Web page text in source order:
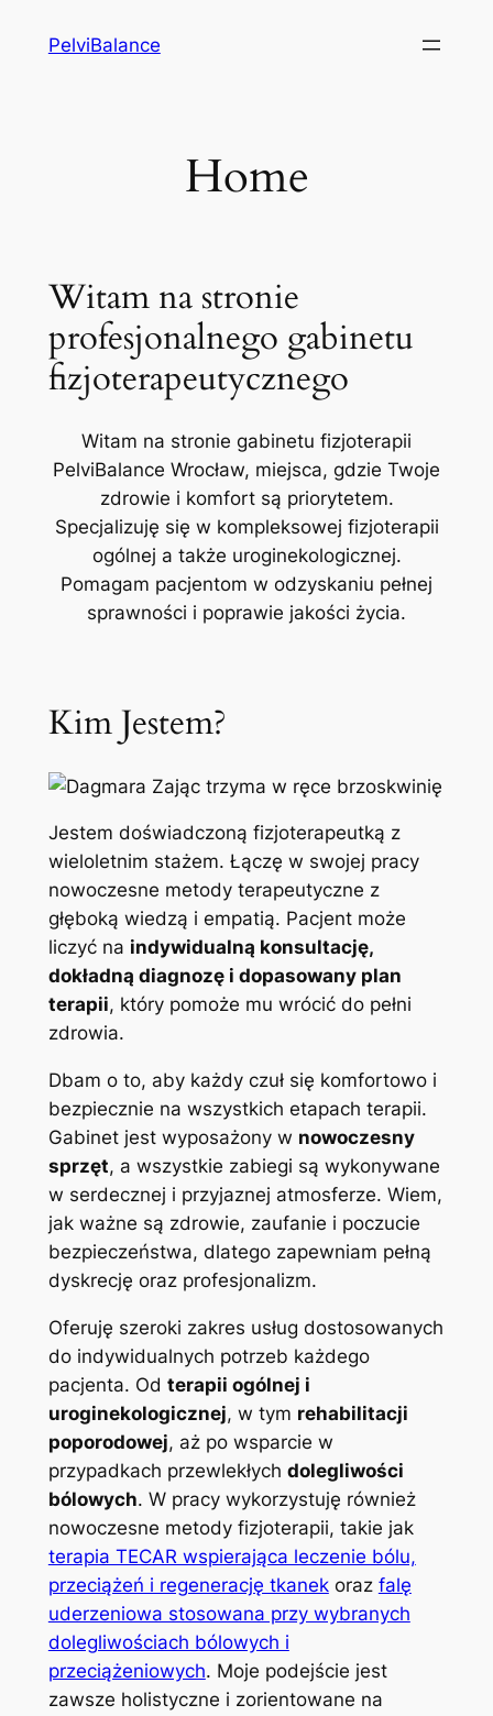
PelviBalance
Home
Witam na stronie
profesjonalnego gabinetu
fizjoterapeutycznego
Witam na stronie gabinetu fizjoterapii
PelviBalance Wrocław, miejsca, gdzie Twoje
zdrowie i komfort są priorytetem.
Specjalizuję się w kompleksowej fizjoterapii
ogólnej a także uroginekologicznej.
Pomagam pacjentom w odzyskaniu pełnej
sprawności i poprawie jakości życia.
Kim Jestem?
Jestem doświadczoną fizjoterapeutką z
wieloletnim stażem. Łączę w swojej pracy
nowoczesne metody terapeutyczne z
głęboką wiedzą i empatią. Pacjent może
liczyć na indywidualną konsultację,
dokładną diagnozę i dopasowany plan
terapii, który pomoże mu wrócić do pełni
zdrowia.
Dbam o to, aby każdy czuł się komfortowo i
bezpiecznie na wszystkich etapach terapii.
Gabinet jest wyposażony w nowoczesny
sprzęt, a wszystkie zabiegi są wykonywane
w serdecznej i przyjaznej atmosferze. Wiem,
jak ważne są zdrowie, zaufanie i poczucie
bezpieczeństwa, dlatego zapewniam pełną
dyskrecję oraz profesjonalizm.
Oferuję szeroki zakres usług dostosowanych
do indywidualnych potrzeb każdego
pacjenta. Od terapii ogólnej i
uroginekologicznej, w tym rehabilitacji
poporodowej, aż po wsparcie w
przypadkach przewlekłych dolegliwości
bólowych. W pracy wykorzystuję również
nowoczesne metody fizjoterapii, takie jak
terapia TECAR wspierająca leczenie bólu,
przeciążeń i regenerację tkanekoraz falę
uderzeniowa stosowana przy wybranych
dolegliwościach bólowych i
przeciążeniowych. Moje podejście jest
zawsze holistyczne i zorientowane na